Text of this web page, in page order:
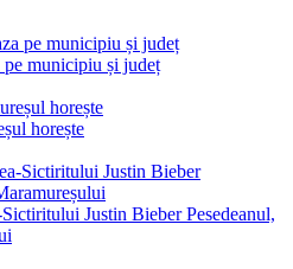
pe municipiu și județ
horește
Justin Bieber Pesedeanul,